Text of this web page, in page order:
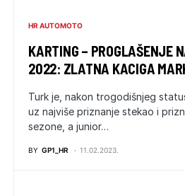
HR AUTOMOTO
KARTING – PROGLAŠENJE
2022: ZLATNA KACIGA
Turk je, nakon trogodišnjeg
uz najviše priznanje stekao i
sezone, a junior…
BY GP1_HR 11.02.2023.